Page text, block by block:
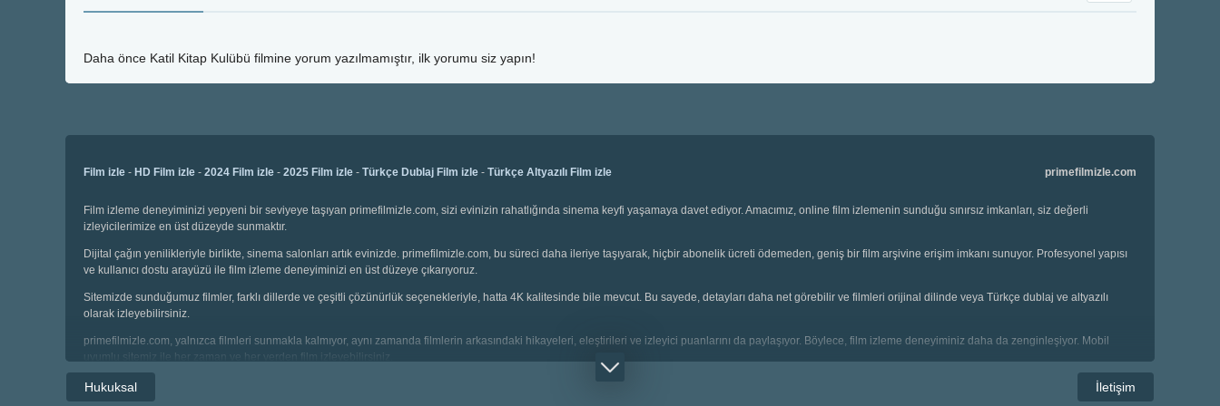
Daha önce Katil Kitap Kulübü filmine yorum yazılmamıştır, ilk yorumu siz yapın!
Film izle - HD Film izle - 2024 Film izle - 2025 Film izle - Türkçe Dublaj Film izle - Türkçe Altyazılı Film izle primefilmizle.com
Film izleme deneyiminizi yepyeni bir seviyeye taşıyan primefilmizle.com, sizi evinizin rahatlığında sinema keyfi yaşamaya davet ediyor. Amacımız, online film izlemenin sunduğu sınırsız imkanları, siz değerli
izleyicilerimize en üst düzeyde sunmaktır.
Dijital çağın yenilikleriyle birlikte, sinema salonları artık evinizde. primefilmizle.com, bu süreci daha ileriye taşıyarak, hiçbir abonelik ücreti ödemeden, geniş bir film arşivine erişim imkanı sunuyor. Profesyonel yapısı
ve kullanıcı dostu arayüzü ile film izleme deneyiminizi en üst düzeye çıkarıyoruz.
Sitemizde sunduğumuz filmler, farklı dillerde ve çeşitli çözünürlük seçenekleriyle, hatta 4K kalitesinde bile mevcut. Bu sayede, detayları daha net görebilir ve filmleri orijinal dilinde veya Türkçe dublaj ve altyazılı
olarak izleyebilirsiniz.
primefilmizle.com, yalnızca filmleri sunmakla kalmıyor, aynı zamanda filmlerin arkasındaki hikayeleri, eleştirileri ve izleyici puanlarını da paylaşıyor. Böylece, film izleme deneyiminiz daha da zenginleşiyor. Mobil
uyumlu sitemiz ile her zaman ve her yerden film izleyebilirsiniz.
Sitemiz, sadece film izleme platformu değil, aynı zamanda bir sinema kültürü merkezidir. Film incelemeleri, yönetmen biyografileri ve sinema dünyasından en güncel haberler ile bilgi dağarcığınızı genişletebilirsiniz.
Hukuksal İletişim